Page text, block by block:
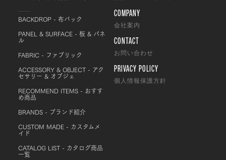
BACKDROP - 布バック
PANEL & SURFACE - 板 & パネ
ル
FABRIC - ファブリック
ACCESSORY & OBJECT - アク
セサリー & オブジェ
RECOMMEND ITEMS - おすす
め商品
BRANDS - ブランド紹介
CUSTOM MADE - カスタムメ
イド
CATALOG LIST - カタログ商品
一覧
COMPANY
会社案内
CONTACT
お問い合わせ
PRIVACY POLICY
個人情報保護方針